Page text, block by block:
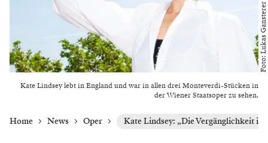
Kate Lindsey lebt in England und war in allen drei Monteverdi-Stücken in
der Wiener Staatsoper zu sehen.
Foto: Lukas Gansterer
Home News Oper Kate Lindsey: „Die Vergänglichkeit